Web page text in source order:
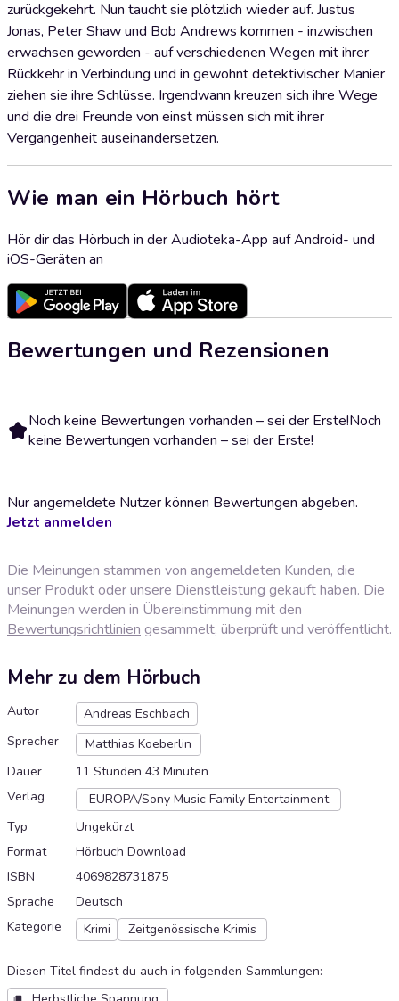
zurückgekehrt. Nun taucht sie plötzlich wieder auf. Justus
Jonas, Peter Shaw und Bob Andrews kommen - inzwischen
erwachsen geworden - auf verschiedenen Wegen mit ihrer
Rückkehr in Verbindung und in gewohnt detektivischer Manier
ziehen sie ihre Schlüsse. Irgendwann kreuzen sich ihre Wege
und die drei Freunde von einst müssen sich mit ihrer
Vergangenheit auseinandersetzen.
Wie man ein Hörbuch hört
Hör dir das Hörbuch in der Audioteka-App auf Android- und
iOS-Geräten an
Bewertungen und Rezensionen
Noch keine Bewertungen vorhanden – sei der Erste!Noch
keine Bewertungen vorhanden – sei der Erste!
Nur angemeldete Nutzer können Bewertungen abgeben.
Jetzt anmelden
Die Meinungen stammen von angemeldeten Kunden, die
unser Produkt oder unsere Dienstleistung gekauft haben. Die
Meinungen werden in Übereinstimmung mit den
Bewertungsrichtlinien gesammelt, überprüft und veröffentlicht.
Mehr zu dem Hörbuch
Autor
Andreas Eschbach
Sprecher
Matthias Koeberlin
Dauer
11 Stunden 43 Minuten
Verlag
EUROPA/Sony Music Family Entertainment
Typ
Ungekürzt
Format
Hörbuch Download
ISBN
4069828731875
Sprache
Deutsch
Kategorie
Krimi Zeitgenössische Krimis
Diesen Titel findest du auch in folgenden Sammlungen: